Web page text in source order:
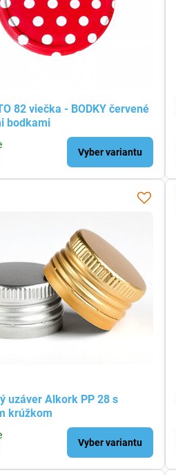
82 viečka - BODKY červené
bodkami
Vyber variantu
uzáver Alkork PP 28 s
krúžkom
Vyber variantu